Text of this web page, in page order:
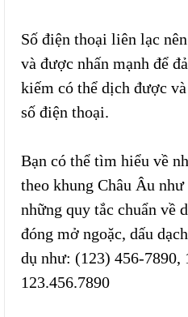
Số điện thoại liên lạc
và được nhấn mạnh để
kiếm có thể dịch được
số điện thoại.
Bạn có thể tìm hiểu về
theo khung Châu Âu
những quy tắc chuẩn về
đóng mở ngoặc, dấu
dụ như: (123) 456-7890,
123.456.7890